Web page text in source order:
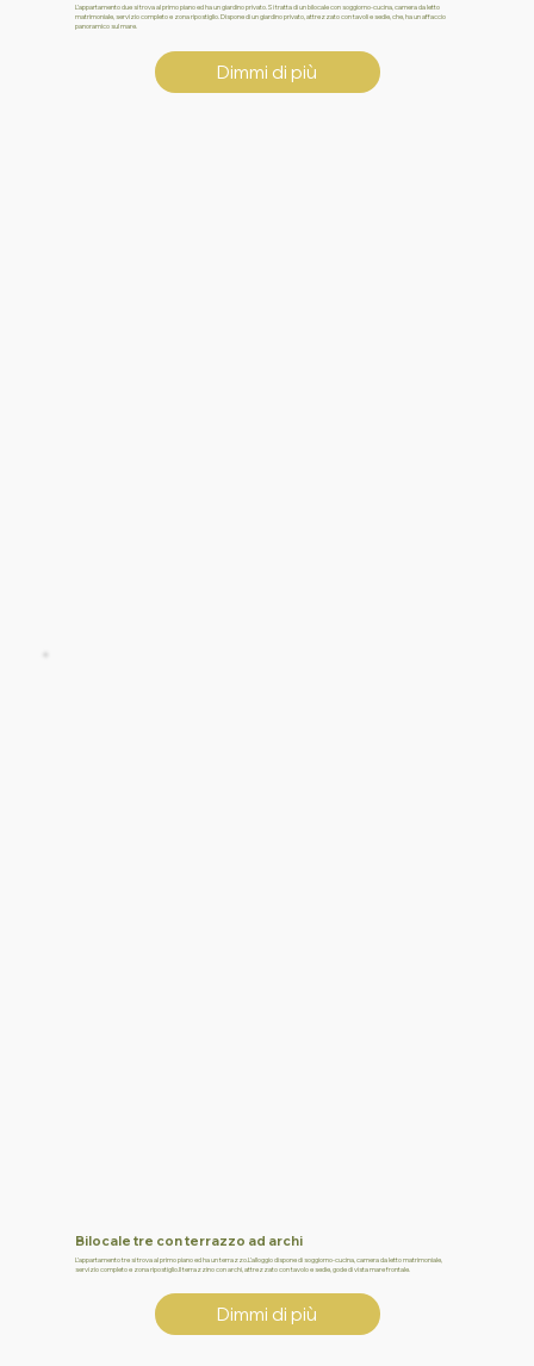
L’appartamento due si trova al primo piano ed ha un giardino privato.Si tratta di un bilocale con soggiorno-cucina, camera da letto
matrimoniale, servizio completo e zona ripostiglio. Dispone di un giardino privato, attrezzato con tavoli e sedie, che, ha un affaccio
panoramico sul mare.
Dimmi di più
Bilocale tre con terrazzo ad archi
L’appartamento tre si trova al primo piano ed ha un terrazzo.L’alloggio dispone di soggiorno-cucina, camera da letto matrimoniale,
servizio completo e zona ripostiglio.Il terrazzino con archi, attrezzato con tavolo e sedie, gode di vista mare frontale.
Dimmi di più